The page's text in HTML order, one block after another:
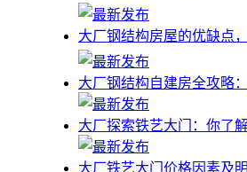
大厂钢结构房屋的优缺点
大厂钢结构自建房全攻略
大厂探索铁艺大门：你了
大厂铁艺大门价格因素及